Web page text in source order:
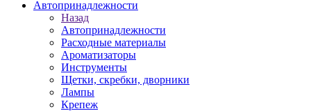
Автопринадлежности
Назад
Автопринадлежности
Расходные материалы
Ароматизаторы
Инструменты
Щетки, скребки, дворники
Лампы
Крепеж